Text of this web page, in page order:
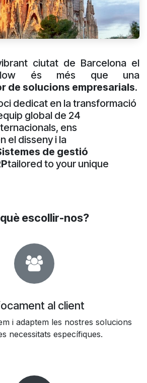
ciutat de Barcelona el
és més que una
de solucions empresarials.
dedicat en la transformació
global de 24
ens
el disseny i la
de gestió
tailored to your unique
escollir-nos?
al client
i adaptem les nostres solucions
necessitats específiques.